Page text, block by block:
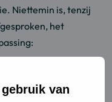
van
Niettemin is, tenzij
het
om al dan niet
organisatie van LINK
gegevens ter kennis